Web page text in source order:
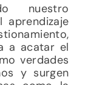
nuestro
a acatar el
verdades
y surgen